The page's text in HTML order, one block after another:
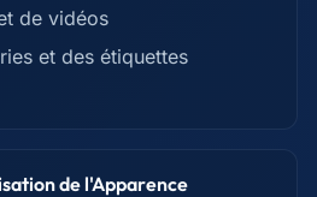
de vidéos
et des étiquettes
de l'Apparence